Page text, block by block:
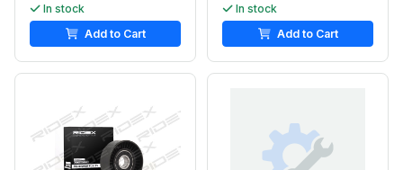
In stock
Add to Cart
In stock
Add to Cart